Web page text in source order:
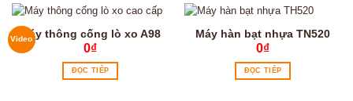
VideoMáy thông cống lò xo A98
0₫
ĐỌC TIẾP
Máy hàn bạt nhựa TN520
0₫
ĐỌC TIẾP